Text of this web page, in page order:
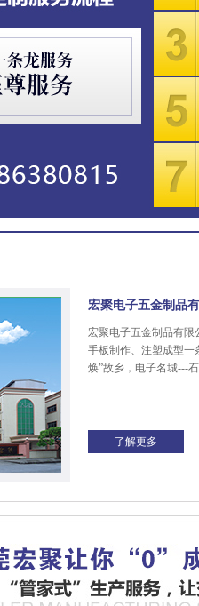
宏聚电子五金制品
宏聚电子五金制品有限
手板制作、注塑成型一
焕”故乡，电子名城---
了解更多